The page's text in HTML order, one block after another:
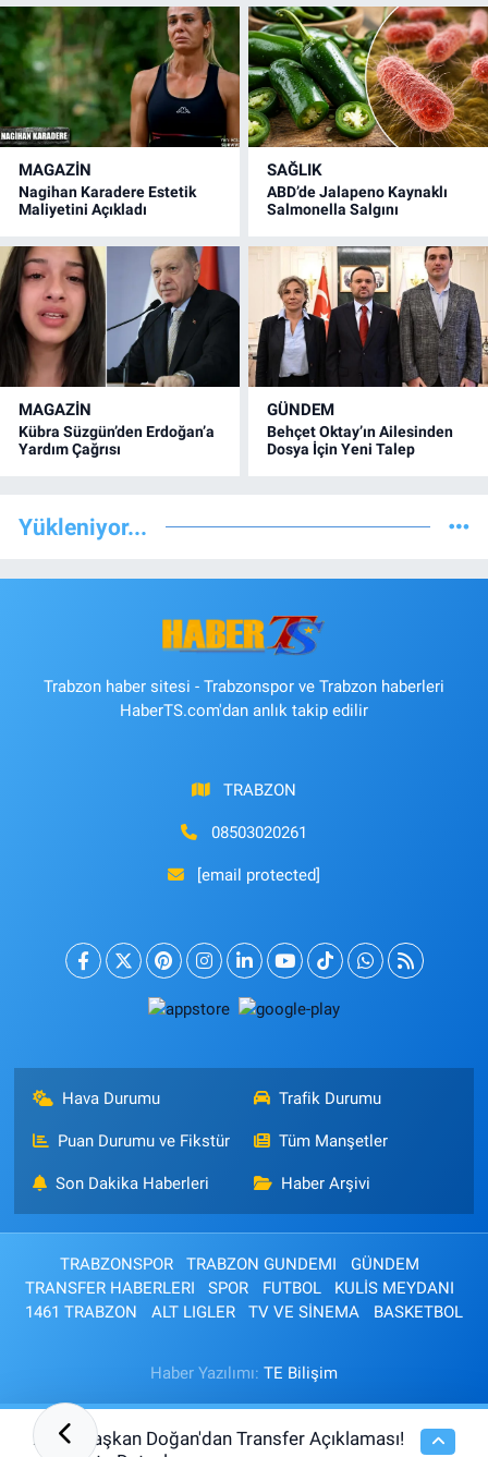
MAGAZİN
Nagihan Karadere Estetik
Maliyetini Açıkladı
SAĞLIK
ABD’de Jalapeno Kaynaklı
Salmonella Salgını
MAGAZİN
Kübra Süzgün’den Erdoğan’a
Yardım Çağrısı
GÜNDEM
Behçet Oktay’ın Ailesinden
Dosya İçin Yeni Talep
Yükleniyor...
Trabzon haber sitesi - Trabzonspor ve Trabzon haberleri
HaberTS.com'dan anlık takip edilir
TRABZON
08503020261
[email protected]
Hava Durumu Trafik Durumu
Puan Durumu ve Fikstür Tüm Manşetler
Son Dakika Haberleri Haber Arşivi
TRABZONSPOR TRABZON GUNDEMI
GÜNDEM
TRANSFER HABERLERI
SPOR FUTBOL
KULİS MEYDANI
1461 TRABZON
ALT LIGLER TV VE SİNEMA BASKETBOL
Haber Yazılımı: TE Bilişim
21:02
Başkan Doğan'dan Transfer Açıklaması!